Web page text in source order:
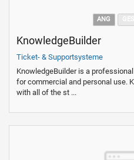
ANG
KnowledgeBuilder
Ticket- & Supportsysteme
KnowledgeBuilder is a
for commercial and personal use.
with all of the st ...